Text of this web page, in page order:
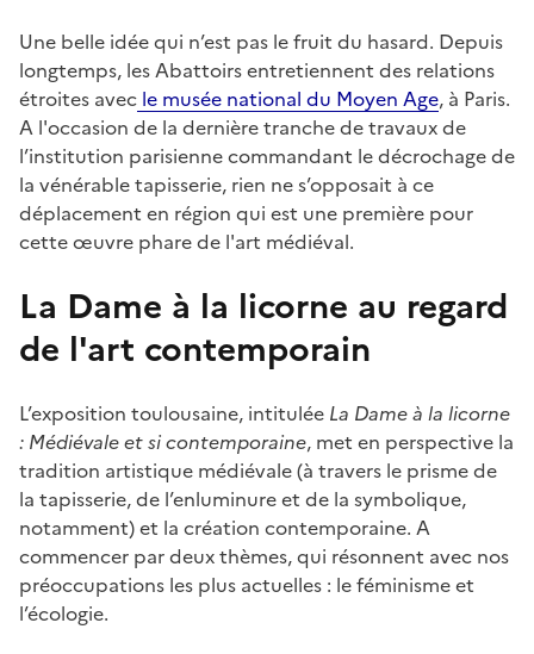
Une belle idée qui n’est pas le fruit du hasard. Depuis
longtemps, les Abattoirs entretiennent des relations
étroites avec le musée national du Moyen Age, à Paris.
A l'occasion de la dernière tranche de travaux de
l’institution parisienne commandant le décrochage de
la vénérable tapisserie, rien ne s’opposait à ce
déplacement en région qui est une première pour
cette œuvre phare de l'art médiéval.
La Dame à la licorne au regard
de l'art contemporain
L’exposition toulousaine, intitulée La Dame à la licorne
: Médiévale et si contemporaine, met en perspective la
tradition artistique médiévale (à travers le prisme de
la tapisserie, de l’enluminure et de la symbolique,
notamment) et la création contemporaine. A
commencer par deux thèmes, qui résonnent avec nos
préoccupations les plus actuelles : le féminisme et
l’écologie.